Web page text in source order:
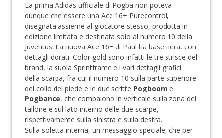
La prima Adidas ufficiale di Pogba non poteva
dunque che essere una Ace 16+ Purecontrol,
disegnata assieme al giocatore stesso, prodotta in
edizione limitata e destinata solo al numero 10 della
Juventus. La nuova Ace 16+ di Paul ha base nera, con
dettagli dorati. Color gold sono infatti le tre strisce del
brand, la suola Sprintframe e i vari dettagli grafici
della scarpa, fra cui il numero 10 sulla parte superiore
del collo del piede e le due scritte Pogboom e
Pogbance, che compaiono in verticale sulla zona del
tallone e sul lato interno delle due scarpe,
rispettivamente sulla sinistra e sulla destra.
Sulla soletta interna, un messaggio speciale, che per